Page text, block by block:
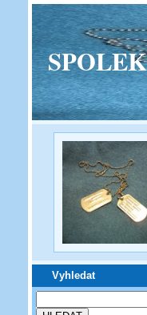
Vyhledat